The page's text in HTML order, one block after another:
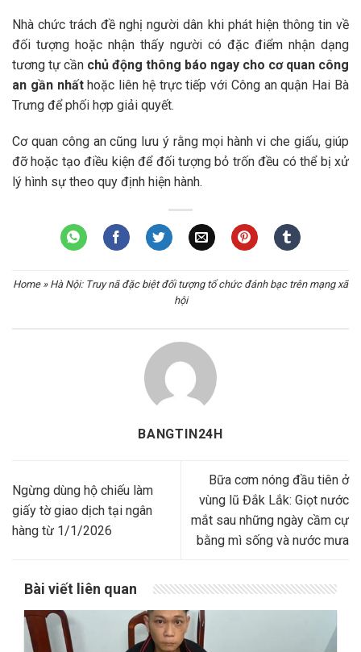
Nhà chức trách đề nghị người dân khi phát hiện thông tin về
đối tượng hoặc nhận thấy người có đặc điểm nhận dạng
tương tự cần chủ động thông báo ngay cho cơ quan công
an gần nhấthoặc liên hệ trực tiếp với Công an quận Hai Bà
Trưng để phối hợp giải quyết.
Cơ quan công an cũng lưu ý rằng mọi hành vi che giấu, giúp
đỡ hoặc tạo điều kiện để đối tượng bỏ trốn đều có thể bị xử
lý hình sự theo quy định hiện hành.
Home» Hà Nội: Truy nã đặc biệt đối tượng tổ chức đánh bạc trên mạng xã
hội
BANGTIN24H
Ngừng dùng hộ chiếu làm
giấy tờ giao dịch tại ngân
hàng từ 1/1/2026
Bữa cơm nóng đầu tiên ở
vùng lũ Đắk Lắk: Giọt nước
mắt sau những ngày cầm cự
bằng mì sống và nước mưa
Bài viết liên quan